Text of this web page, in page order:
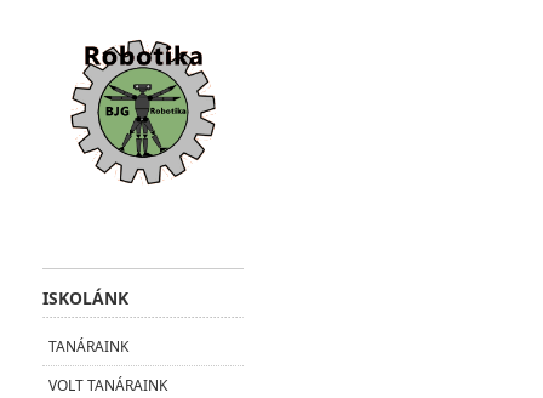
ISKOLÁNK
TANÁRAINK
VOLT TANÁRAINK